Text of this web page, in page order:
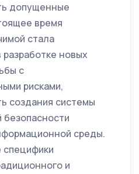
допущенные
время
стала
новых
с
рисками,
создания системы
безопасности
среды.
и